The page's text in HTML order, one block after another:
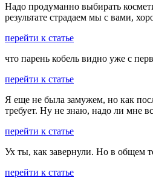
Надо продуманно выбирать
результате страдаем мы с вами,
перейти к статье
что парень кобель видно уже с
перейти к статье
Я еще не была замужем, но как
требует. Ну не знаю, надо ли мне
перейти к статье
Ух ты, как завернули. Но в общем
перейти к статье